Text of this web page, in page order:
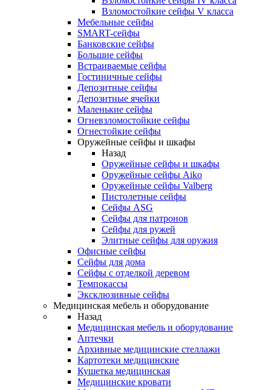
Взломостойкие сейфы V класса
Мебельные сейфы
SMART-сейфы
Банковские сейфы
Большие сейфы
Встраиваемые сейфы
Гостиничные сейфы
Депозитные сейфы
Депозитные ячейки
Маленькие сейфы
Огневзломостойкие сейфы
Огнестойкие сейфы
Оружейные сейфы и шкафы
Назад
Оружейные сейфы и шкафы
Оружейные сейфы Aiko
Оружейные сейфы Valberg
Пистолетные сейфы
Сейфы ASG
Сейфы для патронов
Сейфы для ружей
Элитные сейфы для оружия
Офисные сейфы
Сейфы для дома
Сейфы с отделкой деревом
Темпокассы
Эксклюзивные сейфы
Медицинская мебель и оборудование
Назад
Медицинская мебель и оборудование
Аптечки
Архивные медицинские стеллажи
Картотеки медицинские
Кушетка медицинская
Медицинские кровати